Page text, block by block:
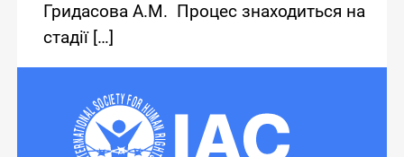
Гридасова А.М. Процес знаходиться на
стадії […]